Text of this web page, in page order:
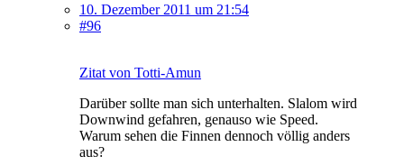
10. Dezember 2011 um 21:54
#96
Zitat von Totti-Amun
Darüber sollte man sich unterhalten. Slalom wird
Downwind gefahren, genauso wie Speed.
Warum sehen die Finnen dennoch völlig anders
aus?